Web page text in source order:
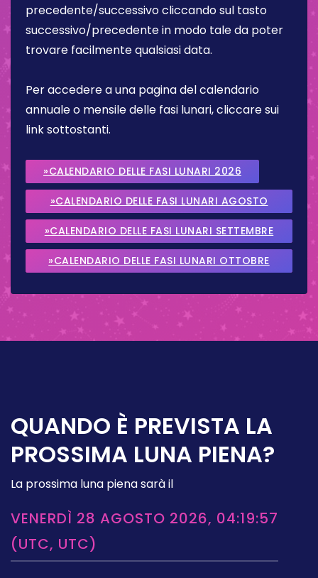
precedente/successivo cliccando sul tasto
successivo/precedente in modo tale da poter
trovare facilmente qualsiasi data.
Per accedere a una pagina del calendario
annuale o mensile delle fasi lunari, cliccare sui
link sottostanti.
»CALENDARIO DELLE FASI LUNARI 2026
»CALENDARIO DELLE FASI LUNARI AGOSTO
2026
»CALENDARIO DELLE FASI LUNARI SETTEMBRE
2026
»CALENDARIO DELLE FASI LUNARI OTTOBRE
QUANDO È PREVISTA LA
PROSSIMA LUNA PIENA?
La prossima luna piena sarà il
VENERDÌ 28 AGOSTO 2026, 04:19:57
(UTC, UTC)